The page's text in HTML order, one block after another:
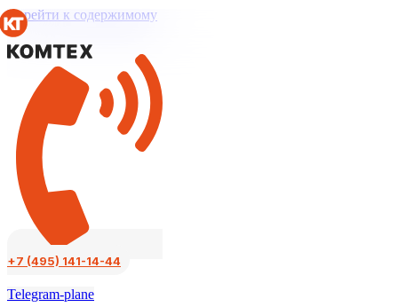
Перейти к содержимому
+7 (495) 141-14-44
Telegram-plane